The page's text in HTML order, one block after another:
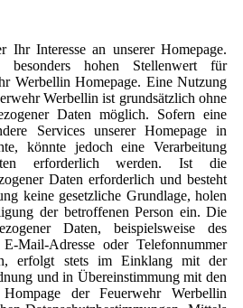
Ihr Interesse an unserer Homepage.
besonders hohen Stellenwert für
Werbellin Homepage. Eine Nutzung
Werbellin ist grundsätzlich ohne
Daten möglich. Sofern eine
Services unserer Homepage in
könnte jedoch eine Verarbeitung
erforderlich werden. Ist die
Daten erforderlich und besteht
keine gesetzliche Grundlage, holen
der betroffenen Person ein. Die
Daten, beispielsweise des
Mail-Adresse oder Telefonnummer
erfolgt stets im Einklang mit der
und in Übereinstimmung mit den
der Feuerwehr Werbellin